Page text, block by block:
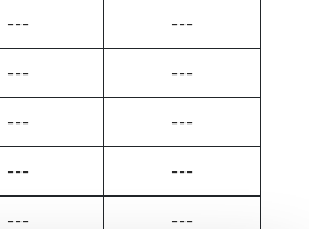
--- ---
--- ---
--- ---
--- ---
--- ---